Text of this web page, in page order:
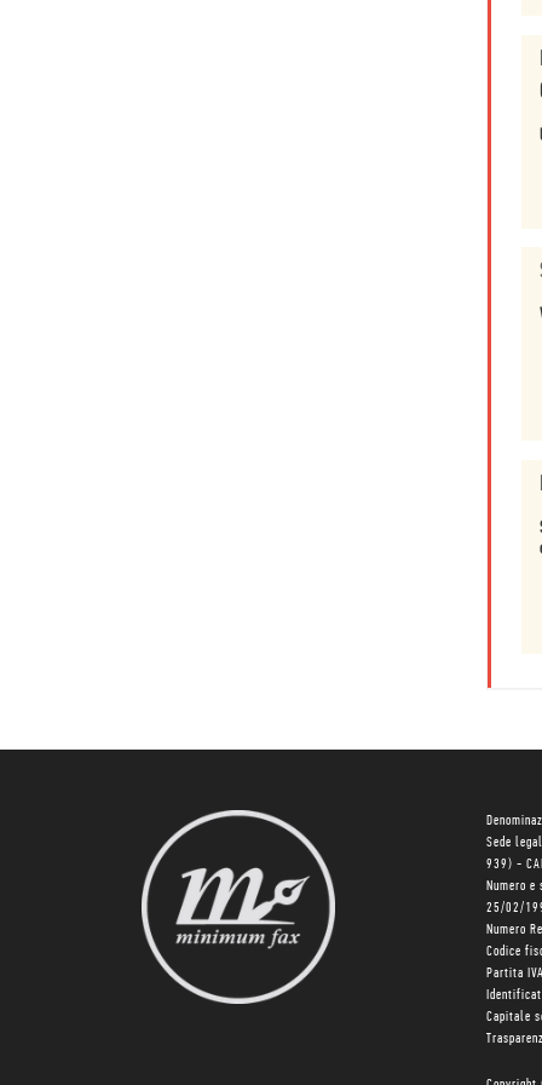
Sede
939) -
Numero
25/02/
Numero
Codice
Partita
Capitale